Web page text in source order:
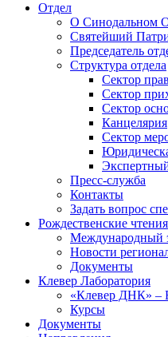
Отдел
О Синодальном
Святейший
Председатель
Структура отдела
Сектор
Сектор
Сектор
Канцелярия
Сектор
Пресс-служба
Контакты
Задать вопрос
Рождественские чтения
Международный
Новости
Документы
Клевер Лаборатория
«Клевер ДНК» –
Курсы
Документы